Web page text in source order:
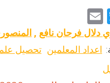
T
wi
tt
m
ai
دلال فرحان نافع ,
اعداد المعلمين تحصيل